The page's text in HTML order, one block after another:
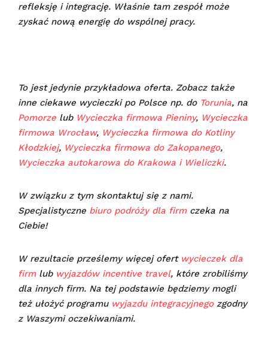
refleksję i integrację. Właśnie tam zespół może
zyskać nową energię do wspólnej pracy.
To jest jedynie przykładowa oferta. Zobacz także
inne ciekawe wycieczki po Polsce np. do Torunia, na
Pomorze lub Wycieczka firmowa Pieniny, Wycieczka
firmowa Wrocław, Wycieczka firmowa do Kotliny
Kłodzkiej, Wycieczka firmowa do Zakopanego,
Wycieczka autokarowa do Krakowa i Wieliczki.
W związku z tym skontaktuj się z nami.
Specjalistyczne biuro podróży dla firmczeka na
Ciebie!
W rezultacie prześlemy więcej ofert wycieczek dla
firmlub wyjazdów incentive travel, które zrobiliśmy
dla innych firm. Na tej podstawie będziemy mogli
też ułożyć programu wyjazdu integracyjnegozgodny
z Waszymi oczekiwaniami.